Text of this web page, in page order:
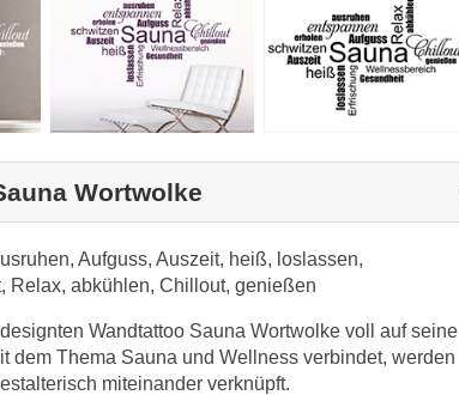
Wortwolke
Aufguss, Auszeit, heiß, loslassen,
Relax, abkühlen, Chillout, genießen
Wandtattoo Sauna Wortwolke voll auf seine
dem Thema Sauna und Wellness verbindet, werden
miteinander verknüpft.